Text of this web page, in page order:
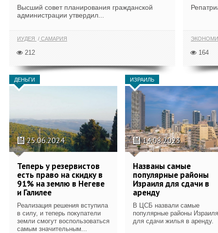
Высший совет планирования гражданской
администрации утвердил...
ИУДЕЯ САМАРИЯ
212 164
ДЕНЬГИ
25.06.2024
Теперь у резервистов
есть право на скидку в
91% на землю в Негеве
и Галилее
Реализация решения вступила
в силу, и теперь покупатели
земли смогут воспользоваться
самым значительным...
ИЗРАИЛЬ
14.08.2023
Названы самые
популярные районы
Израиля для сдачи в
аренду
В ЦСБ назвали самые
популярные районы Израиля
для сдачи жилья в аренду.